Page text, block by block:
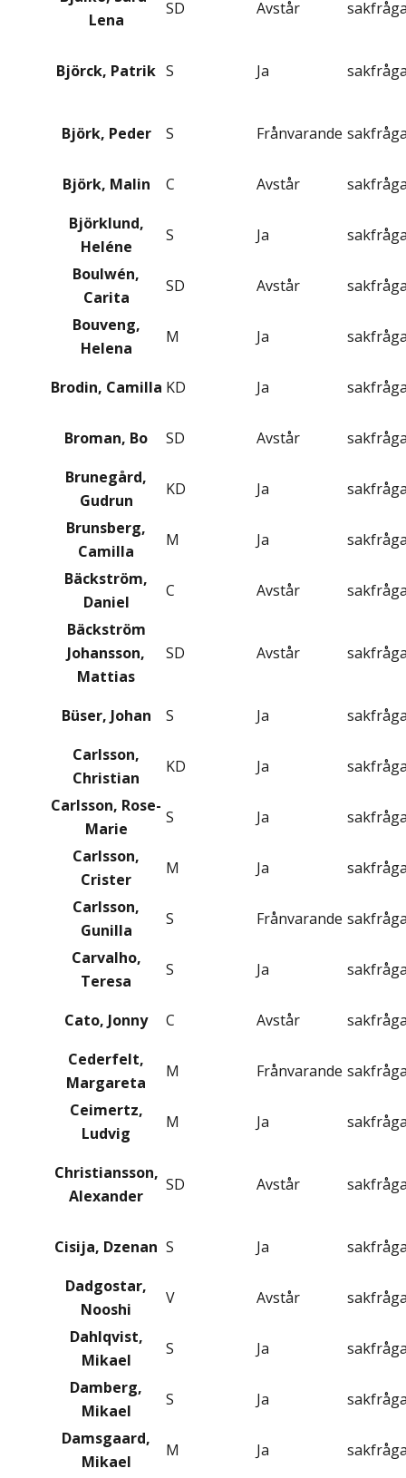
Lena
SD Avstår
Björck, Patrik S Ja
Björk, Peder S Frånvarande
Björk, Malin C Avstår
Björklund,
Heléne
S Ja
Boulwén,
Carita
SD Avstår
Bouveng,
Helena
M Ja
Brodin, Camilla KD Ja
Broman, Bo SD Avstår
Brunegård,
Gudrun
KD Ja
Brunsberg,
Camilla
M Ja
Bäckström,
Daniel
C Avstår
Bäckström
Johansson,
Mattias
SD Avstår
Büser, Johan S Ja
Carlsson,
Christian
KD Ja
Carlsson, Rose-
Marie
S Ja
Carlsson,
Crister
M Ja
Carlsson,
Gunilla
S Frånvarande
Carvalho,
Teresa
S Ja
Cato, Jonny C Avstår
Cederfelt,
Margareta
M Frånvarande
Ceimertz,
Ludvig
M Ja
Christiansson,
Alexander
SD Avstår
Cisija, Dzenan S Ja
Dadgostar,
Nooshi
V Avstår
Dahlqvist,
Mikael
S Ja
Damberg,
Mikael
S Ja
Damsgaard,
Mikael
M Ja